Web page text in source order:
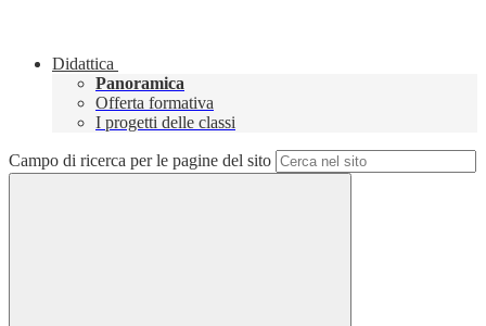
Didattica
Panoramica
Offerta formativa
I progetti delle classi
Campo di ricerca per le pagine del sito